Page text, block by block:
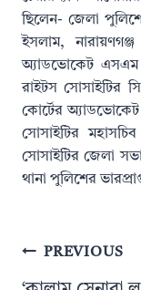
ছিলেন- জেলা
ইসলাম,
অ্যাডভোকেট
রাইটস সোসাইটির
কোর্টের
সোসাইটির
সোসাইটির জেলা
থানা পুলিশের
PostPREVIOUS